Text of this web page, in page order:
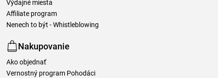
Výdajné miesta
Affiliate program
Nenech to být - Whistleblowing
Nakupovanie
Ako objednať
Vernostný program Pohodáci